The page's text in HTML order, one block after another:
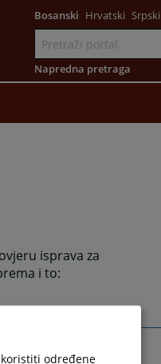
Bosanski Hrvatski Srpski
Napredna pretraga
isprava za
i to:
određene